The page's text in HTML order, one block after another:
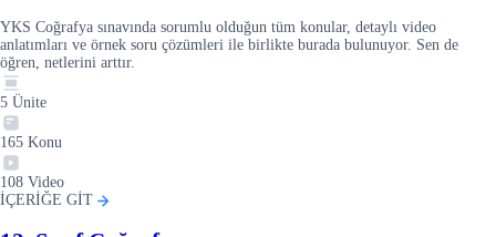
YKS Coğrafya sınavında sorumlu olduğun tüm konular, detaylı video
anlatımları ve örnek soru çözümleri ile birlikte burada bulunuyor. Sen de
öğren, netlerini arttır.
5 Ünite
165 Konu
108 Video
İÇERİĞE GİT